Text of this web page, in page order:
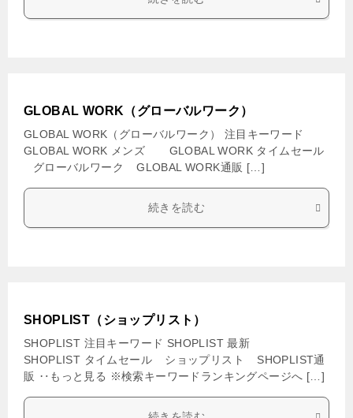
GLOBAL WORK（グローバルワーク）
GLOBAL WORK（グローバルワーク） 注目キーワード
GLOBAL WORK メンズ GLOBAL WORK タイムセール
グローバルワーク GLOBAL WORK通販 […]
続きを読む
SHOPLIST（ショップリスト）
SHOPLIST 注目キーワード SHOPLIST 最新
SHOPLIST タイムセール ショップリスト SHOPLIST通
販 ‥もっと見る ※検索キーワードランキングページへ […]